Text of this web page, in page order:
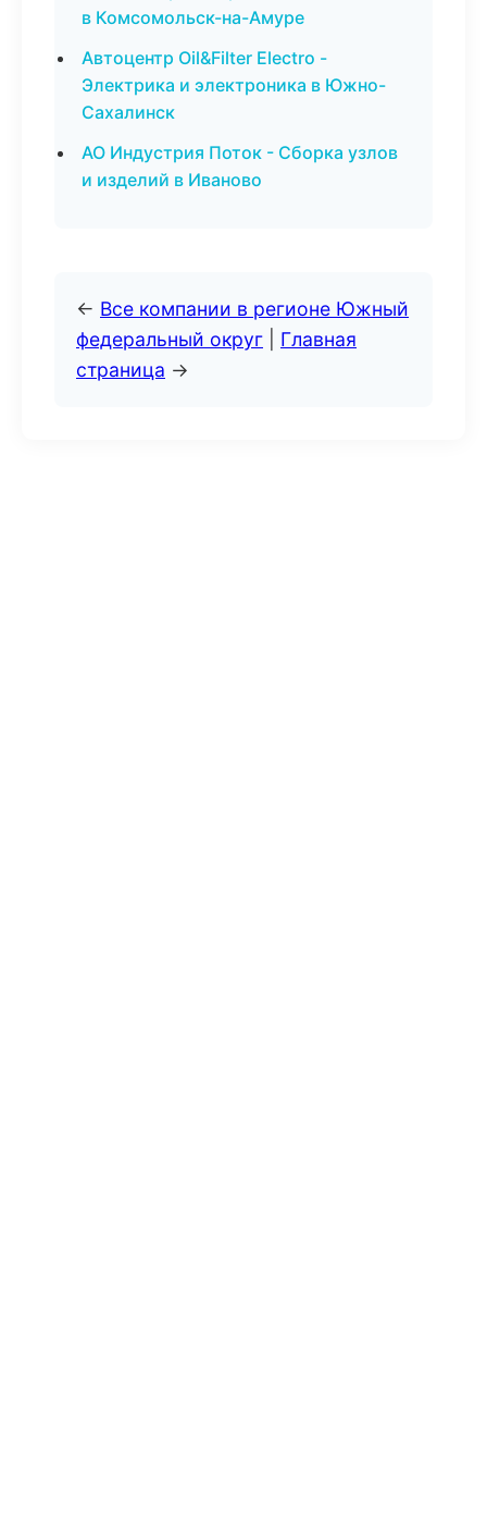
в Комсомольск-на-Амуре
Автоцентр Oil&Filter Electro -
Электрика и электроника в Южно-
Сахалинск
АО Индустрия Поток - Сборка узлов
и изделий в Иваново
← Все компании в регионе Южный
федеральный округ
Главная
страница →